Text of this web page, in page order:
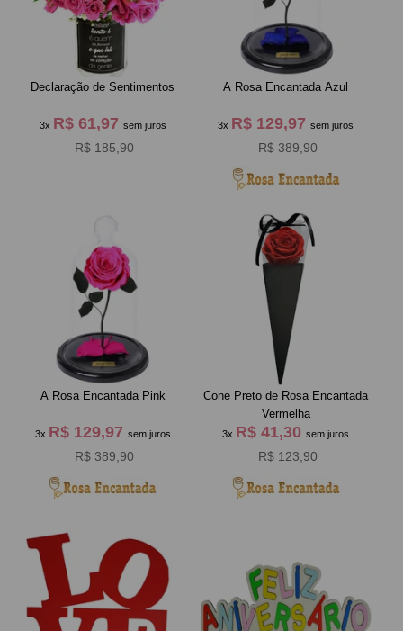
Declaração de Sentimentos
3x R$ 61,97 sem juros
R$ 185,90
A Rosa Encantada Azul
3x R$ 129,97sem juros
R$ 389,90
A Rosa Encantada Pink
3x R$ 129,97 sem juros
R$ 389,90
Cone Preto de Rosa Encantada
Vermelha
3x R$ 41,30sem juros
R$ 123,90